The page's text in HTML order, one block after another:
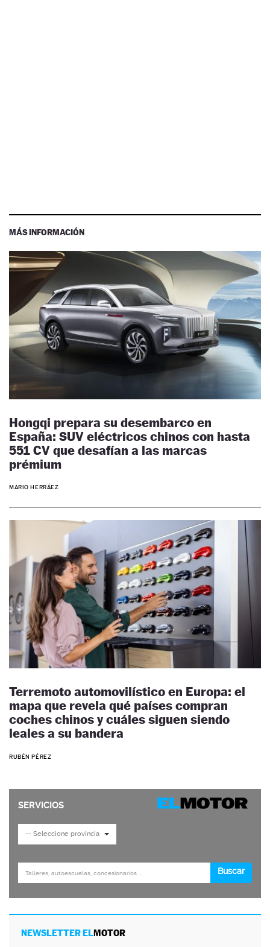
MÁS INFORMACIÓN
Hongqi prepara su desembarco en
España: SUV eléctricos chinos con hasta
551 CV que desafían a las marcas
prémium
MARIO HERRÁEZ
Terremoto automovilístico en Europa: el
mapa que revela qué países compran
coches chinos y cuáles siguen siendo
leales a su bandera
RUBÉN PÉREZ
NEWSLETTER ELMOTOR